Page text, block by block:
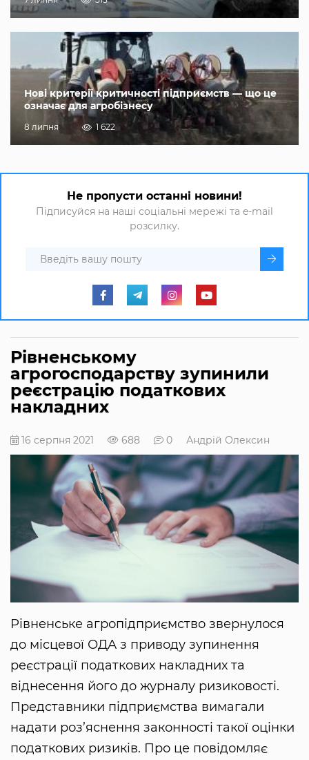
Нові критерії критичності підприємств — що це
означає для агробізнесу
8 липня 1 622
Не пропусти останні новини!
Підписуйся на наші соціальні мережі та e-mail
розсилку.
Рівненському
агрогосподарству зупинили
реєстрацію податкових
накладних
16 серпня 2021 688 0 Андрій Олексин
Рівненське агропідприємство звернулося
до місцевої ОДА з приводу зупинення
реєстрації податкових накладних та
віднесення його до журналу ризиковості.
Представники підприємства вимагали
надати роз’яснення законності такої оцінки
податкових ризиків. Про це повідомляє